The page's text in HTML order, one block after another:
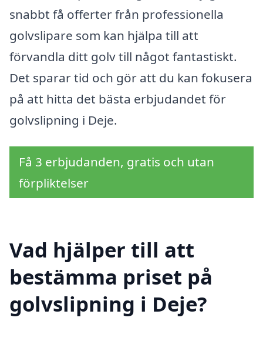
snabbt få offerter från professionella
golvslipare som kan hjälpa till att
förvandla ditt golv till något fantastiskt.
Det sparar tid och gör att du kan fokusera
på att hitta det bästa erbjudandet för
golvslipning i Deje.
Få 3 erbjudanden, gratis och utan
förpliktelser
Vad hjälper till att
bestämma priset på
golvslipning i Deje?